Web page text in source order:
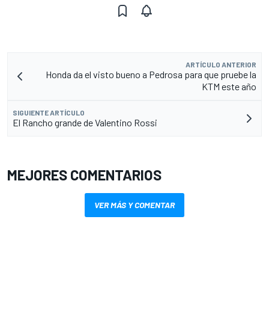
ARTÍCULO ANTERIOR
Honda da el visto bueno a Pedrosa para que pruebe la
KTM este año
SIGUIENTE ARTÍCULO
El Rancho grande de Valentino Rossi
MEJORES COMENTARIOS
VER MÁS Y COMENTAR